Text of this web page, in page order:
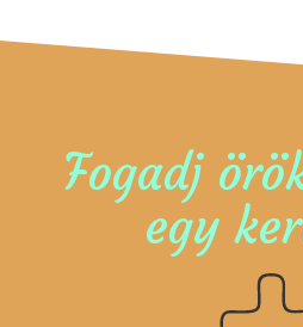
Fogadj
egy